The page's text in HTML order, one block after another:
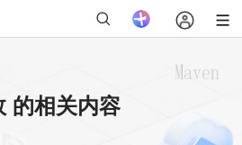
的相关内容